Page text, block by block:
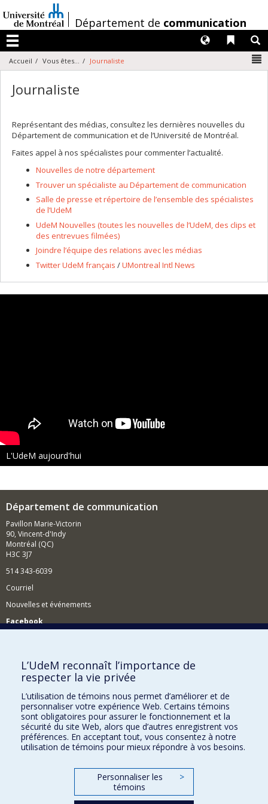
au
contenu
/Département de communication
Menu
Liens
Langues
Accueil Vous êtes... Journaliste
Journaliste
Représentant des médias, consultez les dernières nouvelles du
Département de communication et de l’Université de Montréal.
Faites appel à nos spécialistes pour commenter l’actualité.
Nouvelles de notre département
Trouver un spécialiste au Département de communication
Salle de presse et répertoire de l’ensemble des spécialistes
de l’UdeM
UdeM Nouvelles (toutes les nouvelles de l’UdeM, des clips et
des entrevues filmées)
Joindre l’équipe des relations avec les médias
Twitter UdeM français /UMontreal Intl News
L'UdeM aujourd'hui
Département de communication
Pavillon Marie-Victorin
90, Vincent-d'Indy
Montréal (QC)
H3C 3J7
514 343-6039
Courriel
Nouvelles et événements
Facebook
Comment soutenir le Département?
BESOIN D'AIDE?
Plan du site
Signaler une erreur
Accessibilité
FACULTÉ DES ARTS ET DES SCIENCES
Nos départements et écoles
L’UdeM reconnaît l’importance de
respecter la vie privée
L’utilisation de témoins nous permet d’améliorer et de
personnaliser votre expérience Web. Certains témoins
sont obligatoires pour assurer le fonctionnement et la
sécurité du site Web, alors que d’autres enregistrent vos
préférences. En acceptant tout, vous consentez à notre
utilisation de témoins pour mieux répondre à vos besoins.
Personnaliser les
témoins
>